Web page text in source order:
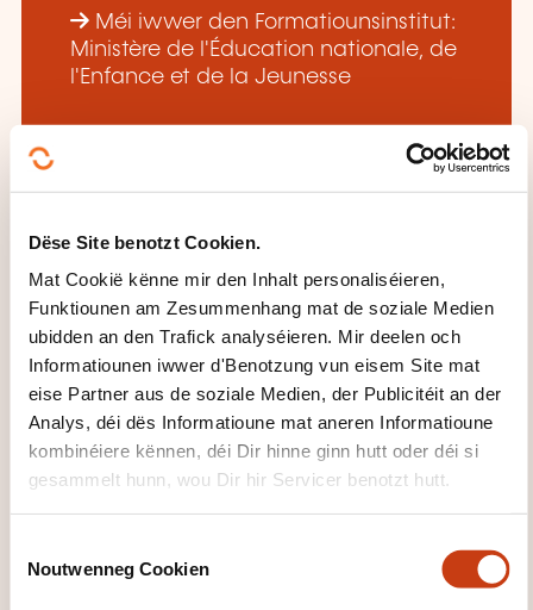
Dëse Site benotzt Cookien.
Mat Cookië kënne mir den Inhalt personaliséieren,
Funktiounen am Zesummenhang mat de soziale Medien
ubidden an den Trafick analyséieren. Mir deelen och
Informatiounen iwwer d'Benotzung vun eisem Site mat
eise Partner aus de soziale Medien, der Publicitéit an der
Analys, déi dës Informatioune mat aneren Informatioune
kombinéiere kënnen, déi Dir hinne ginn hutt oder déi si
gesammelt hunn, wou Dir hir Servicer benotzt hutt.
Noutwenneg Cookien
Méi iwwer den Formatiounsinstitut:
Ministère de l'Éducation nationale, de
l'Enfance et de la Jeunesse
DËS FORMATIOUNE KÉINTEN
IECH INTERESSÉIEREN
LU
CECRL (LA-LB-1663)